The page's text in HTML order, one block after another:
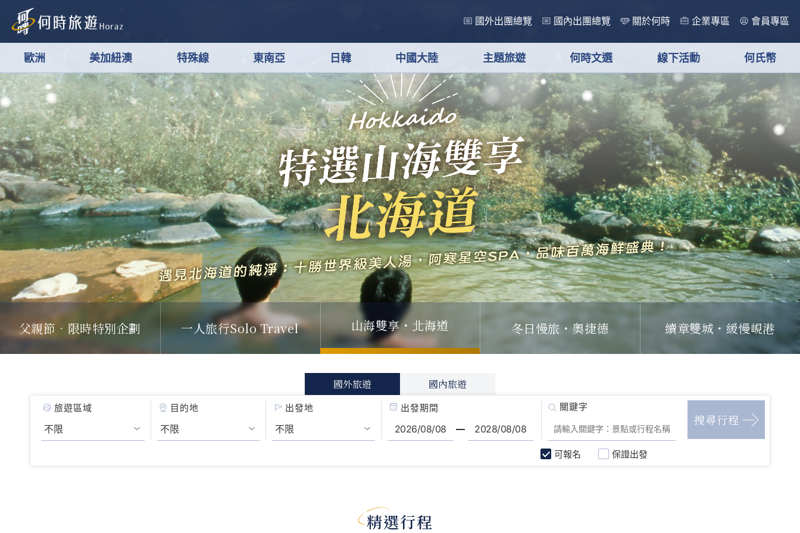
國外出團總覽 國內出團總覽 關於何時 企業專區 會員專區
歐洲 美加紐澳 特殊線 東南亞 日韓 中國大陸 主題旅遊 何時文選 線下活動 何氏幣
父親節．限時特別企劃 一人旅行Solo Travel 山海雙享・北海道 冬日慢旅・奧捷德 續章雙城・緩慢峴港
國外旅遊 國內旅遊
旅遊區域 目的地 出發地 出發期間
可報名 保證出發
精選行程